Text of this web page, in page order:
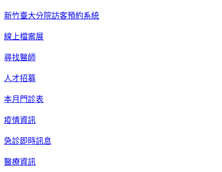
新竹臺大分院訪客預約系統
線上檔案展
尋找醫師
人才招募
本月門診表
疫情資訊
急診即時訊息
醫療資訊